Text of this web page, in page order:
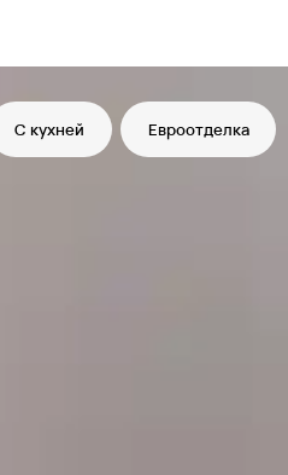
С кухней Евроотделка